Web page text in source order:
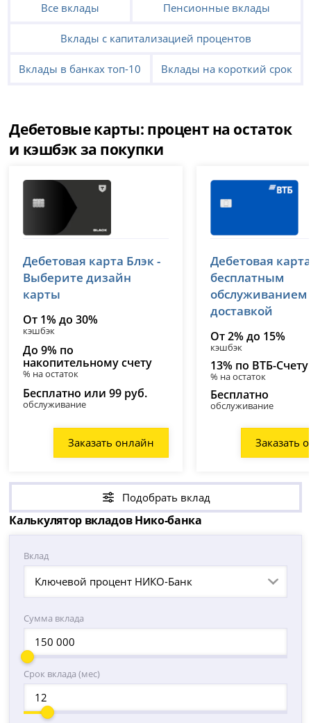
Все вклады Пенсионные вклады
Вклады с капитализацией процентов
Вклады в банках топ-10 Вклады на короткий срок
Дебетовые карты: процент на остаток
и кэшбэк за покупки
лицензия № 2673
Дебетовая карта Блэк -
Выберите дизайн
карты
От 1% до 30%
кэшбэк
До 9% по
накопительному счету
% на остаток
Бесплатно или 99 руб.
обслуживание
Заказать онлайн
лицензия № 1000
Дебетовая
бесплатным
обслуживанием
доставкой
От 2% до 15%
кэшбэк
13% по ВТБ-Счету
% на остаток
Бесплатно
обслуживание
Заказать
Подобрать вклад
Калькулятор вкладов Нико-банка
Вклад
Ключевой процент НИКО-Банк
Сумма вклада
Срок вклада (мес)